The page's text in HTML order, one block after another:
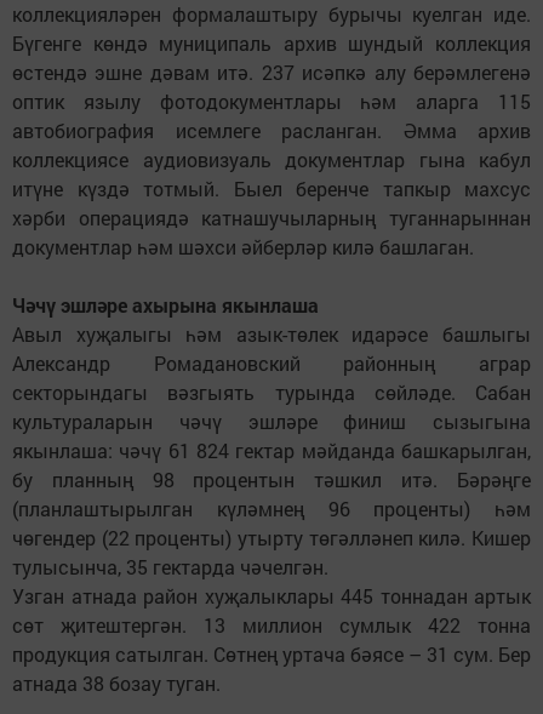
коллекцияләрен формалаштыру бурычы куелган иде.
Бүгенге көндә муниципаль архив шундый коллекция
өстендә эшне дәвам итә. 237 исәпкә алу берәмлегенә
оптик язылу фотодокументлары һәм аларга 115
автобиография исемлеге расланган. Әмма архив
коллекциясе аудиовизуаль документлар гына кабул
итүне күздә тотмый. Быел беренче тапкыр махсус
хәрби операциядә катнашучыларның туганнарыннан
документлар һәм шәхси әйберләр килә башлаган.
Чәчү эшләре ахырына якынлаша
Авыл хуҗалыгы һәм азык-төлек идарәсе башлыгы
Александр Ромадановский районның аграр
секторындагы вәзгыять турында сөйләде. Сабан
культураларын чәчү эшләре финиш сызыгына
якынлаша: чәчү 61 824 гектар мәйданда башкарылган,
бу планның 98 процентын тәшкил итә. Бәрәңге
(планлаштырылган күләмнең 96 проценты) һәм
чөгендер (22 проценты) утырту төгәлләнеп килә. Кишер
тулысынча, 35 гектарда чәчелгән.
Узган атнада район хуҗалыклары 445 тоннадан артык
сөт җитештергән. 13 миллион сумлык 422 тонна
продукция сатылган. Сөтнең уртача бәясе – 31 сум. Бер
атнада 38 бозау туган.